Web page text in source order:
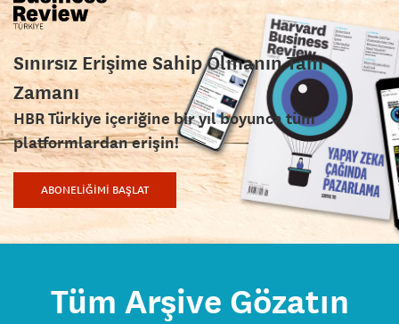
Sınırsız Erişime Sahip Olmanın Tam
Zamanı
HBR Türkiye içeriğine bir yıl boyunca tüm
platformlardan erişin!
ABONELİĞİMİ BAŞLAT
Tüm Arşive Gözatın